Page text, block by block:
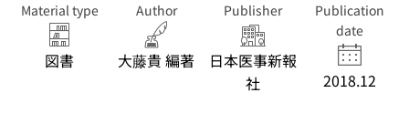
Material type
図書
Author
大藤貴 編著
Publisher
日本医事新報
社
Publication
date
2018.12